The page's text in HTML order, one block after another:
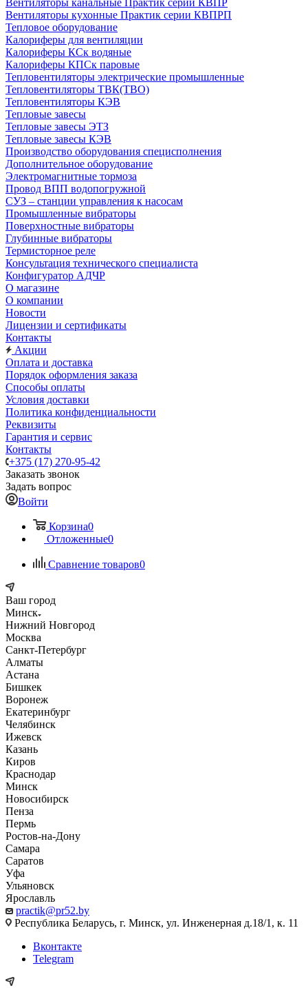
Вентиляторы канальные Практик серии КВПР
Вентиляторы кухонные Практик серии КВПРП
Тепловое оборудование
Калориферы для вентиляции
Калориферы КСк водяные
Калориферы КПСк паровые
Тепловентиляторы электрические промышленные
Тепловентиляторы ТВК(ТВО)
Тепловентиляторы КЭВ
Тепловые завесы
Тепловые завесы ЭТЗ
Тепловые завесы КЭВ
Производство оборудования специсполнения
Дополнительное оборудование
Электромагнитные тормоза
Провод ВПП водопогружной
СУЗ – станции управления к насосам
Промышленные вибраторы
Поверхностные вибраторы
Глубинные вибраторы
Термисторное реле
Консультация технического специалиста
Конфигуратор АДЧР
О магазине
О компании
Новости
Лицензии и сертификаты
Контакты
Акции
Оплата и доставка
Порядок оформления заказа
Способы оплаты
Условия доставки
Политика конфиденциальности
Реквизиты
Гарантия и сервис
Контакты
+375 (17) 270-95-42
Заказать звонок
Задать вопрос
Войти
Корзина0
Отложенные0
Сравнение товаров0
Ваш город
Минск
Нижний Новгород
Москва
Санкт-Петербург
Алматы
Астана
Бишкек
Воронеж
Екатеринбург
Челябинск
Ижевск
Казань
Киров
Краснодар
Минск
Новосибирск
Пенза
Пермь
Ростов-на-Дону
Самара
Саратов
Уфа
Ульяновск
Ярославль
practik@pr52.by
Республика Беларусь, г. Минск, ул. Инженерная д.18/1, к. 11
Вконтакте
Telegram